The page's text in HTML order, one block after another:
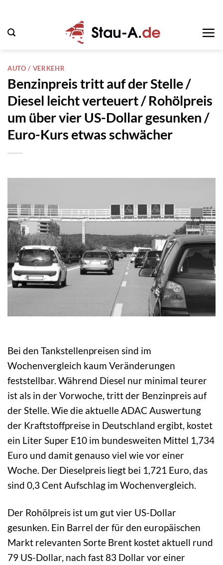
springen
AUTO / VERKEHR
Benzinpreis tritt auf der Stelle /
Diesel leicht verteuert / Rohölpreis
um über vier US-Dollar gesunken /
Euro-Kurs etwas schwächer
Bei den Tankstellenpreisen sind im
Wochenvergleich kaum Veränderungen
feststellbar. Während Diesel nur minimal teurer
ist als in der Vorwoche, tritt der Benzinpreis auf
der Stelle. Wie die aktuelle ADAC Auswertung
der Kraftstoffpreise in Deutschland ergibt, kostet
ein Liter Super E10 im bundesweiten Mittel 1,734
Euro und damit genauso viel wie vor einer
Woche. Der Dieselpreis liegt bei 1,721 Euro, das
sind 0,3 Cent Aufschlag im Wochenvergleich.
Der Rohölpreis ist um gut vier US-Dollar
gesunken. Ein Barrel der für den europäischen
Markt relevanten Sorte Brent kostet aktuell rund
79 US-Dollar, nach fast 83 Dollar vor einer